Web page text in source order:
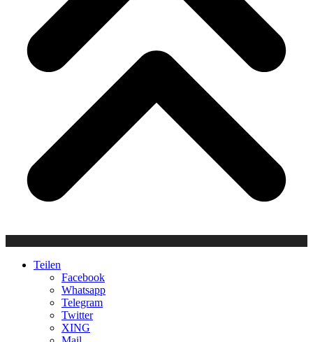
Teilen
Facebook
Whatsapp
Telegram
Twitter
XING